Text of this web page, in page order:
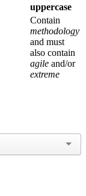
uppercase
Contain
methodology
and must
also contain
agile and/or
extreme